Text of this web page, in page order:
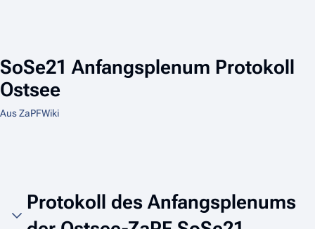
SoSe21 Anfangsplenum Protokoll
Ostsee
Aus ZaPFWiki
Protokoll des Anfangsplenums